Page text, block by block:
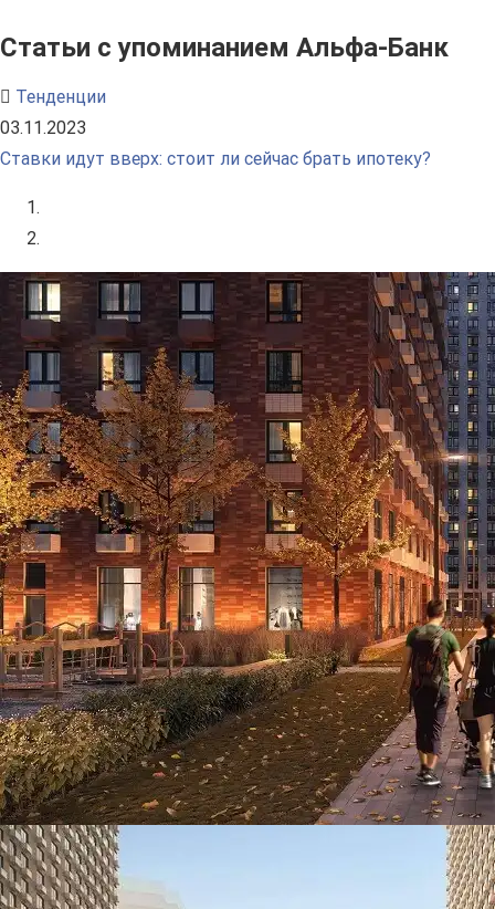
Статьи с упоминанием Альфа-Банк
Тенденции
03.11.2023
Ставки идут вверх: стоит ли сейчас брать ипотеку?